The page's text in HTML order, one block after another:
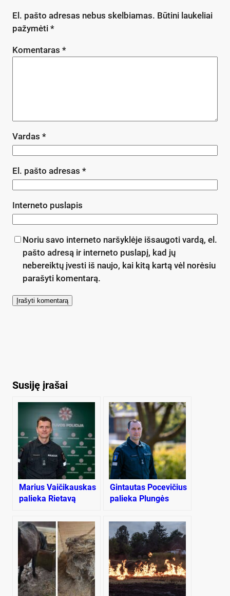
El. pašto adresas nebus skelbiamas. Būtini laukeliai
pažymėti *
Komentaras *
Vardas *
El. pašto adresas *
Interneto puslapis
Noriu savo interneto naršyklėje išsaugoti vardą, el.
pašto adresą ir interneto puslapį, kad jų
nebereiktų įvesti iš naujo, kai kitą kartą vėl norėsiu
parašyti komentarą.
Susiję įrašai
Marius Vaičikauskas
palieka Rietavą
Gintautas Pocevičius
palieka Plungės
komisariatą